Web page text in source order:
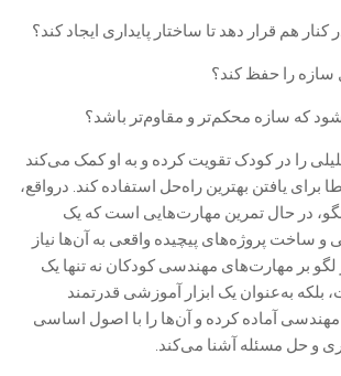
کنار هم قرار دهد تا ساختار پایداری ایجاد کند؟
سازه را حفظ کند؟
که سازه محکم‌تر و مقاوم‌تر باشد؟
را در کودک تقویت کرده و به او کمک می‌کند
برای یافتن بهترین راه‌حل استفاده کند. درواقع،
در حال تمرین مهارت‌هایی است که یک
ساخت پروژه‌های پیچیده واقعی به آن‌ها نیاز
لگو بر مهارت‌های مهندسی کودکان نه تنها یک
به‌عنوان یک ابزار آموزشی قدرتمند
مهندسی آماده کرده و آن‌ها را با اصول اساسی
و حل مسئله آشنا می‌کند.